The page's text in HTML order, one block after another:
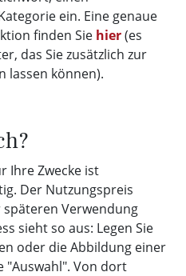
ein. Eine genaue
finden Sie hier(es
das Sie zusätzlich zur
lassen können).
Ihre Zwecke ist
Der Nutzungspreis
Verwendung
sieht so aus: Legen Sie
oder die Abbildung einer
"Auswahl". Von dort